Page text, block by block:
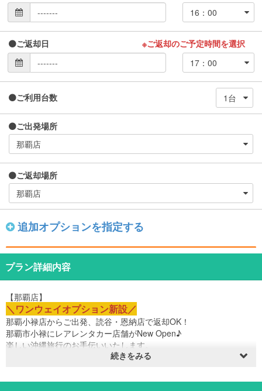
ご返却日 ※ご返却のご予定時間を選択
ご利用台数
ご出発場所
ご返却場所
追加オプションを指定する
プラン詳細内容
【那覇店】
＼ワンウェイオプション新設／
那覇小禄店からご出発、読谷・恩納店で返却OK！
那覇市小禄にレアレンタカー店舗がNew Open♪
楽しい沖縄旅行のお手伝いいたします。
空港→店舗までのタクシー料金をキャッシュバック中！！
当店のプランは全て免責補償込み価格！思いがけぬトラブル等でも
続きをみる